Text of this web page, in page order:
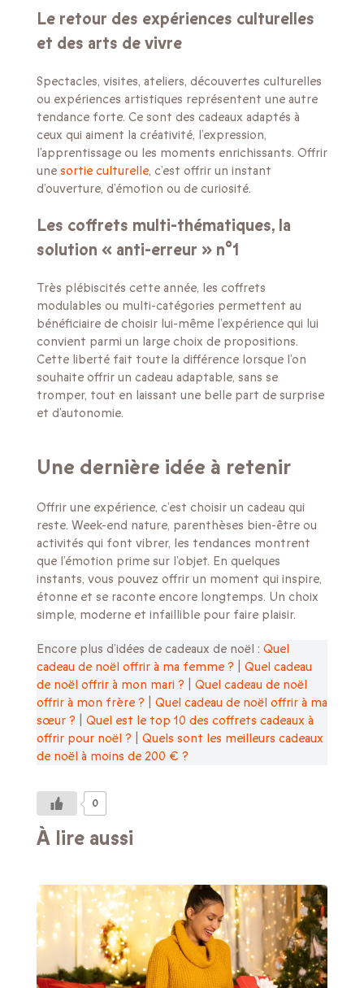
Le retour des expériences culturelles
et des arts de vivre
Spectacles, visites, ateliers, découvertes culturelles
ou expériences artistiques représentent une autre
tendance forte. Ce sont des cadeaux adaptés à
ceux qui aiment la créativité, l’expression,
l’apprentissage ou les moments enrichissants. Offrir
une sortie culturelle, c’est offrir un instant
d’ouverture, d’émotion ou de curiosité.
Les coffrets multi-thématiques, la
solution « anti-erreur » n°1
Très plébiscités cette année, les coffrets
modulables ou multi-catégories permettent au
bénéficiaire de choisir lui-même l’expérience qui lui
convient parmi un large choix de propositions.
Cette liberté fait toute la différence lorsque l’on
souhaite offrir un cadeau adaptable, sans se
tromper, tout en laissant une belle part de surprise
et d’autonomie.
Une dernière idée à retenir
Offrir une expérience, c’est choisir un cadeau qui
reste. Week-end nature, parenthèses bien-être ou
activités qui font vibrer, les tendances montrent
que l’émotion prime sur l’objet. En quelques
instants, vous pouvez offrir un moment qui inspire,
étonne et se raconte encore longtemps. Un choix
simple, moderne et infaillible pour faire plaisir.
Encore plus d’idées de cadeaux de noël : Quel
cadeau de noël offrir à ma femme ?
Quel cadeau
de noël offrir à mon mari ?
Quel cadeau de noël
offrir à mon frère ?
Quel cadeau de noël offrir à ma
sœur ?
Quel est le top 10 des coffrets cadeaux à
offrir pour noël ?
Quels sont les meilleurs cadeaux
de noël à moins de 200 € ?
0
À lire aussi